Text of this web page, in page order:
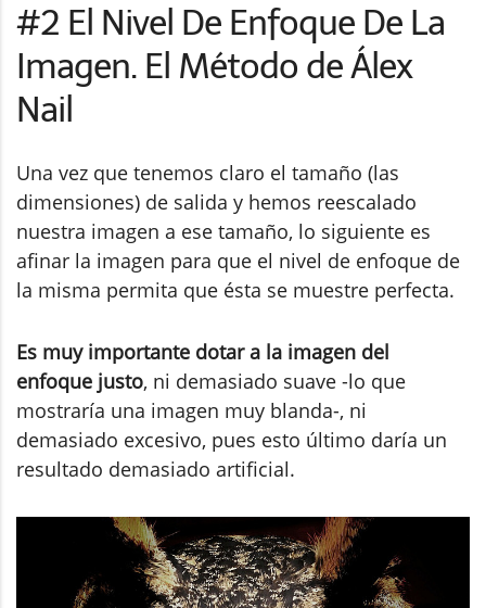
#2 El Nivel De Enfoque De La
Imagen. El Método de Álex
Nail
Una vez que tenemos claro el tamaño (las
dimensiones) de salida y hemos reescalado
nuestra imagen a ese tamaño, lo siguiente es
afinar la imagen para que el nivel de enfoque de
la misma permita que ésta se muestre perfecta.
Es muy importante dotar a la imagen del
enfoque justo, ni demasiado suave -lo que
mostraría una imagen muy blanda-, ni
demasiado excesivo, pues esto último daría un
resultado demasiado artificial.